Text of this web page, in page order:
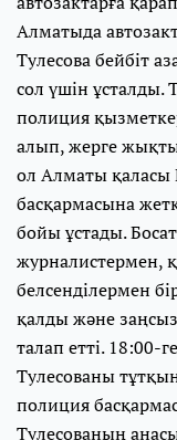
Алматыда
Тулесова бейбіт
сол үшін ұсталды.
полиция
алып, жерге
ол Алматы
басқармасына
бойы ұстады.
журналистермен,
белсенділермен
қалды және
талап етті. 18:00-
Тулесованы
полиция
Тулесованың